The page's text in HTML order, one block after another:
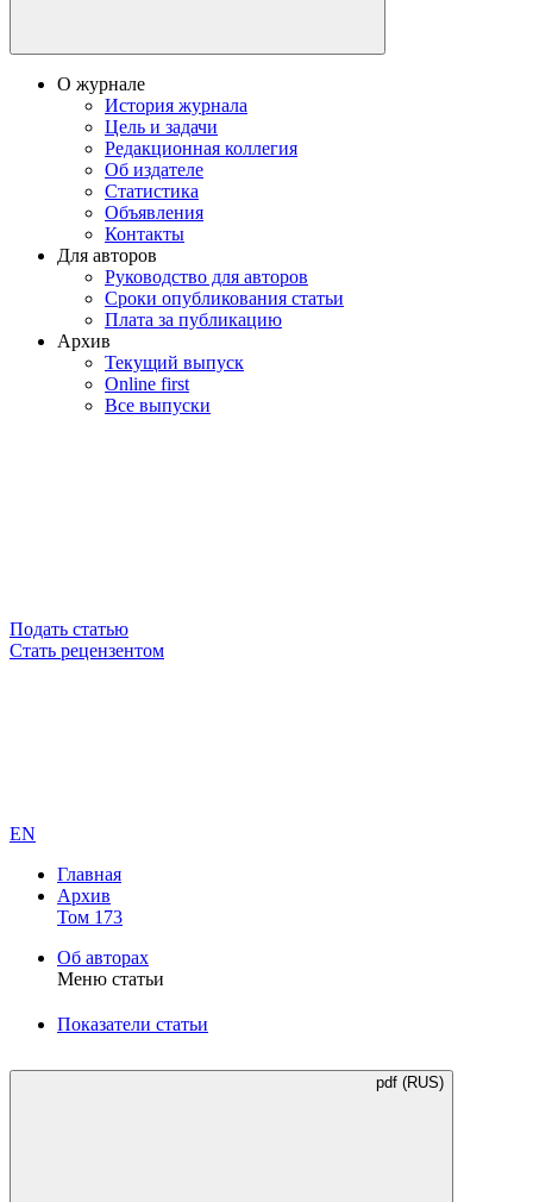
О журнале
История журнала
Цель и задачи
Редакционная коллегия
Об издателе
Статистика
Объявления
Контакты
Для авторов
Руководство для авторов
Сроки опубликования статьи
Плата за публикацию
Архив
Текущий выпуск
Online first
Все выпуски
Подать статью
Стать рецензентом
EN
Главная
Архив
Том 173
Об авторах
Меню статьи
Показатели статьи
pdf (RUS)